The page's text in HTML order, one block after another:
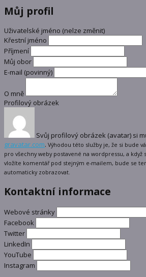
Můj profil
Uživatelské jméno (nelze změnit)
Křestní jméno
Příjmení
Můj obor
E-mail (povinný)
O mně
Profilový obrázek
Svůj profilový obrázek (avatar) si
gravatar.com. Výhodou této služby je, že si bude
pro všechny weby postavené na wordpressu, a
vložíte komentář pod stejným e-mailem, bude se
automaticky zobrazovat.
Kontaktní informace
Webové stránky
Facebook
Twitter
LinkedIn
YouTube
Instagram